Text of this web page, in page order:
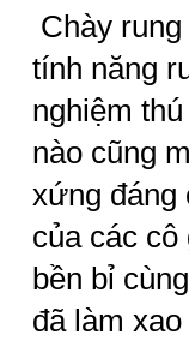
Chày
tính năng
nghiệm
nào cũng
xứng đáng
của các
bền bỉ
đã làm